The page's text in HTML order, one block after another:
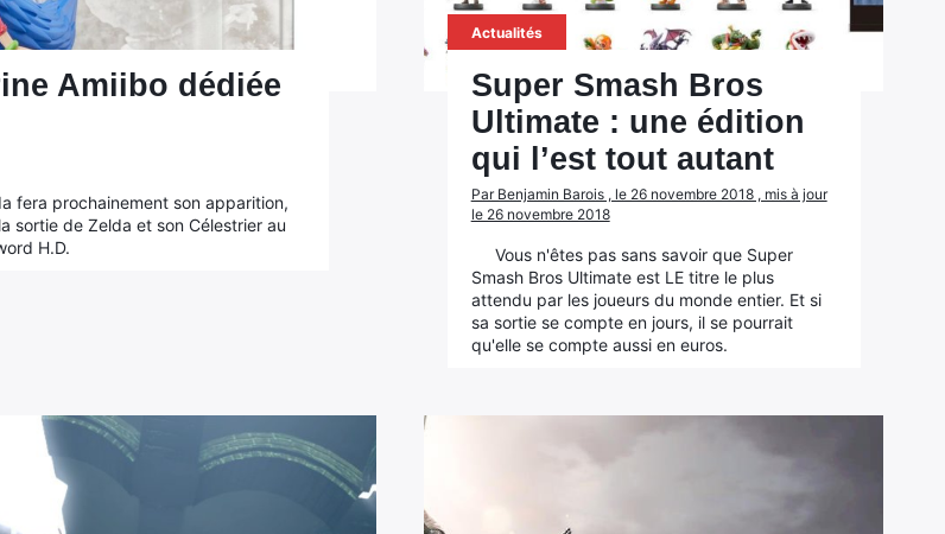
Amiibo dédiée
fera prochainement son apparition,
sortie de Zelda et son Célestrier au
H.D.
Actualités
Super Smash Bros
Ultimate : une édition
qui l’est tout autant
Par Benjamin Barois , le 26 novembre 2018 , mis à jour
le 26 novembre 2018
Vous n'êtes pas sans savoir que Super
Smash Bros Ultimate est LE titre le plus
attendu par les joueurs du monde entier. Et si
sa sortie se compte en jours, il se pourrait
qu'elle se compte aussi en euros.